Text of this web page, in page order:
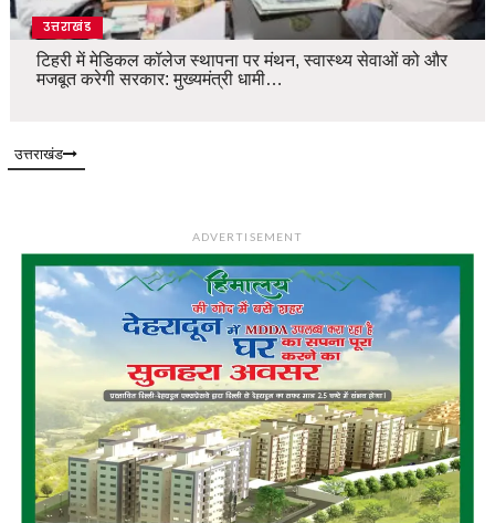
उत्तराखंड
टिहरी में मेडिकल कॉलेज स्थापना पर मंथन, स्वास्थ्य सेवाओं को और
मजबूत करेगी सरकार: मुख्यमंत्री धामी…
उत्तराखंड
ADVERTISEMENT